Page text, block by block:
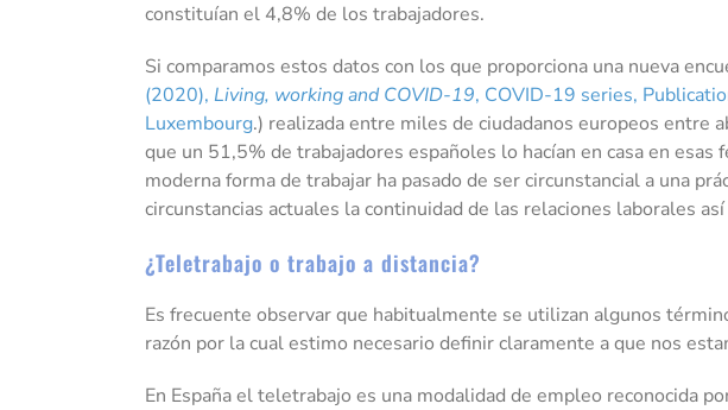
constituían el 4,8% de los trabajadores.
Si comparamos estos datos con los que proporciona una nueva
(2020), Living, working and COVID-19, COVID-19 series,
Luxembourg.) realizada entre miles de ciudadanos europeos entre
que un 51,5% de trabajadores españoles lo hacían en casa en esas
moderna forma de trabajar ha pasado de ser circunstancial a una
circunstancias actuales la continuidad de las relaciones laborales
¿Teletrabajo o trabajo a distancia?
Es frecuente observar que habitualmente se utilizan algunos
razón por la cual estimo necesario definir claramente a que nos
En España el teletrabajo es una modalidad de empleo reconocida